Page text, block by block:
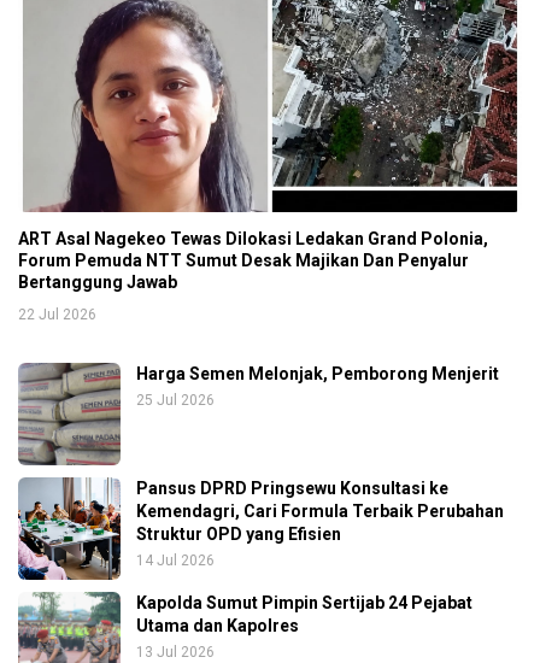
ART Asal Nagekeo Tewas Dilokasi Ledakan Grand Polonia,
Forum Pemuda NTT Sumut Desak Majikan Dan Penyalur
Bertanggung Jawab
22 Jul 2026
Harga Semen Melonjak, Pemborong Menjerit
25 Jul 2026
Pansus DPRD Pringsewu Konsultasi ke
Kemendagri, Cari Formula Terbaik Perubahan
Struktur OPD yang Efisien
14 Jul 2026
Kapolda Sumut Pimpin Sertijab 24 Pejabat
Utama dan Kapolres
13 Jul 2026